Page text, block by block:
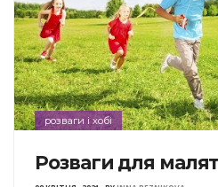
розваги і хобі
Розваги для